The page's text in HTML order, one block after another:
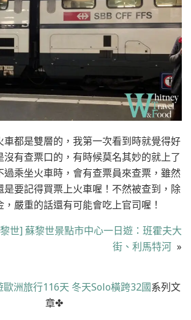
車都是雙層的，我第一次看到時就覺得好
有查票口的，有時候莫名其妙的就上了
過乘坐火車時，會有查票員來查票，雖然
是要記得買票上火車喔！不然被查到，除
嚴重的話還有可能會吃上官司喔！
世] 蘇黎世景點市中心一日遊：班霍夫大
街、利馬特河 »
歐洲旅行116天 冬天Solo橫跨32國系列文
章✤